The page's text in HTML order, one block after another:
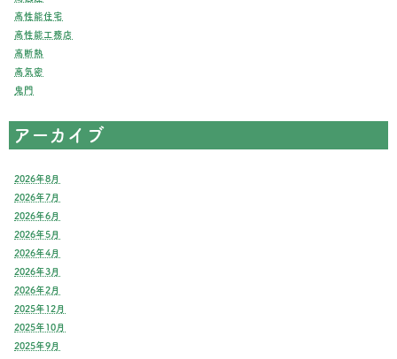
高性能住宅
高性能工務店
高断熱
高気密
鬼門
アーカイブ
2026年8月
2026年7月
2026年6月
2026年5月
2026年4月
2026年3月
2026年2月
2025年12月
2025年10月
2025年9月